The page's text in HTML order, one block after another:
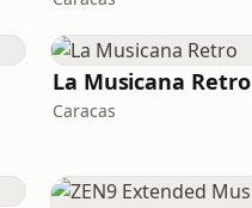
La Musicana Retro
Caracas